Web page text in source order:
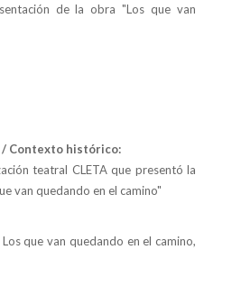
de la obra "Los que van
Contexto histórico:
teatral CLETA que presentó la
van quedando en el camino"
que van quedando en el camino,